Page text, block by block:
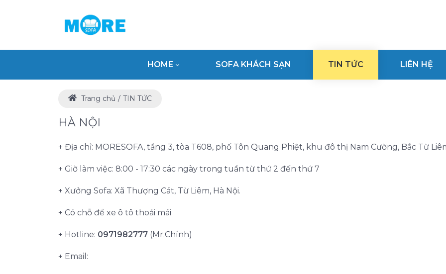
HOME SOFA KHÁCH SẠN TIN TỨC LIÊN HỆ
Trang chủ TIN TỨC
HÀ NỘI
+ Địa chỉ: MORESOFA, tầng 3, tòa T608, phố Tôn Quang Phiệt, khu đô thị Nam Cường, Bắc Từ
+ Giờ làm việc: 8:00 - 17:30 các ngày trong tuần từ thứ 2 đến thứ 7
+ Xưởng Sofa: Xã Thượng Cát, Từ Liêm, Hà Nội.
+ Có chỗ để xe ô tô thoải mái
+ Hotline: 0971982777 (Mr.Chính)
+ Email: